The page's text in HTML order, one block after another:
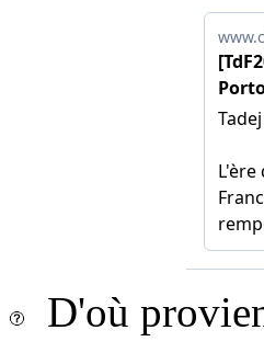
D'où